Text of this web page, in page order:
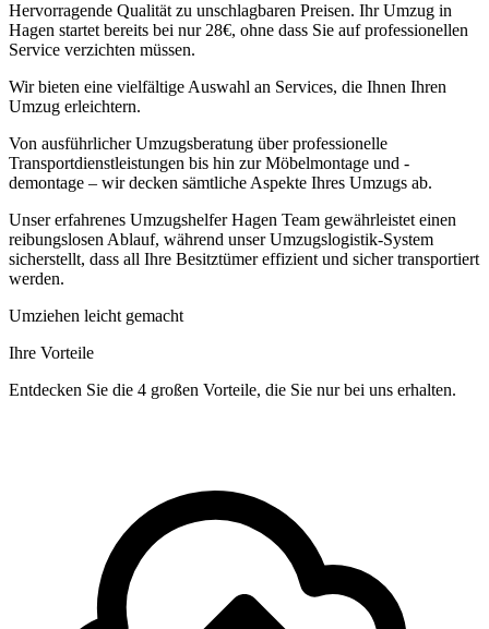
Hervorragende Qualität zu unschlagbaren Preisen. Ihr Umzug in
Hagen startet bereits bei nur 28€, ohne dass Sie auf professionellen
Service verzichten müssen.
Wir bieten eine vielfältige Auswahl an Services, die Ihnen Ihren
Umzug erleichtern.
Von ausführlicher Umzugsberatung über professionelle
Transportdienstleistungen bis hin zur Möbelmontage und -
demontage – wir decken sämtliche Aspekte Ihres Umzugs ab.
Unser erfahrenes Umzugshelfer Hagen Team gewährleistet einen
reibungslosen Ablauf, während unser Umzugslogistik-System
sicherstellt, dass all Ihre Besitztümer effizient und sicher transportiert
werden.
Umziehen leicht gemacht
Ihre Vorteile
Entdecken Sie die 4 großen Vorteile, die Sie nur bei uns erhalten.